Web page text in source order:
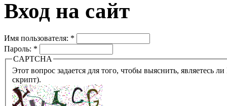
Вход на сайт
Имя пользователя: *
Пароль: *
CAPTCHA
Этот вопрос задается для того, чтобы выяснить, являетесь ли Вы человеком или представляете из себя робота
скрипт).